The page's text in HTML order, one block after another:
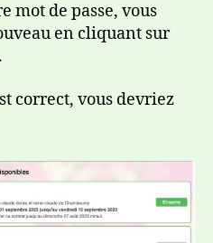
mot de passe, vous
en cliquant sur
correct, vous devriez